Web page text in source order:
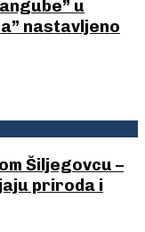
u
nastavljeno
Šiljegovcu –
priroda i